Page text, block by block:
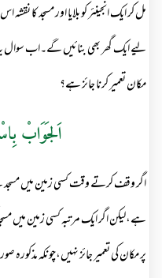
مل کر ایک انجینئر کو بلایا اور مسجد کا
لیے ایک گھر بھی بنائیں گے۔اب سوال
مکان تعمیر کرنا جائز ہے؟
اَلجَوَابْ
اگر وقف کرتے وقت کسی زمین میں مسجد کے
ہے،لیکن اگر ایک مرتبہ کسی زمین
پر مکان کی تعمیر جائز نہیں،چونکہ